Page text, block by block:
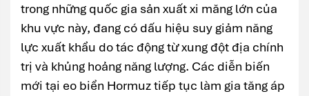
trong những quốc gia sản xuất xi măng lớn của
khu vực này, đang có dấu hiệu suy giảm năng
lực xuất khẩu do tác động từ xung đột địa chính
trị và khủng hoảng năng lượng. Các diễn biến
mới tại eo biển Hormuz tiếp tục làm gia tăng áp